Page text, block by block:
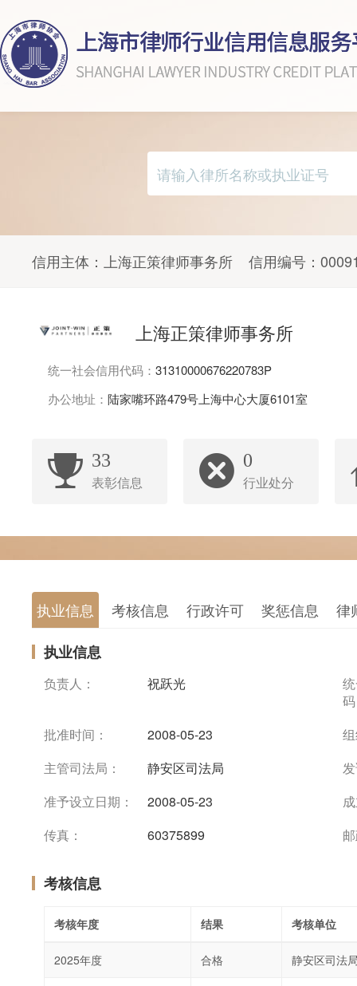
信用主体： 上海正策律师事务所 信用编号：
上海正策律师事务所
统一社会信用代码： 31310000676220783P
办公地址： 陆家嘴环路479号上海中心大厦6101室
33
表彰信息
0
行业处分
执业信息 考核信息 行政许可 奖惩信息 律
执业信息
负责人： 祝跃光
批准时间：
2008-05-23
主管司法局：
静安区司法局
准予设立日期：
2008-05-23
传真：
60375899
考核信息
考核年度 结果 考核单位
2025年度 合格 静安区司法